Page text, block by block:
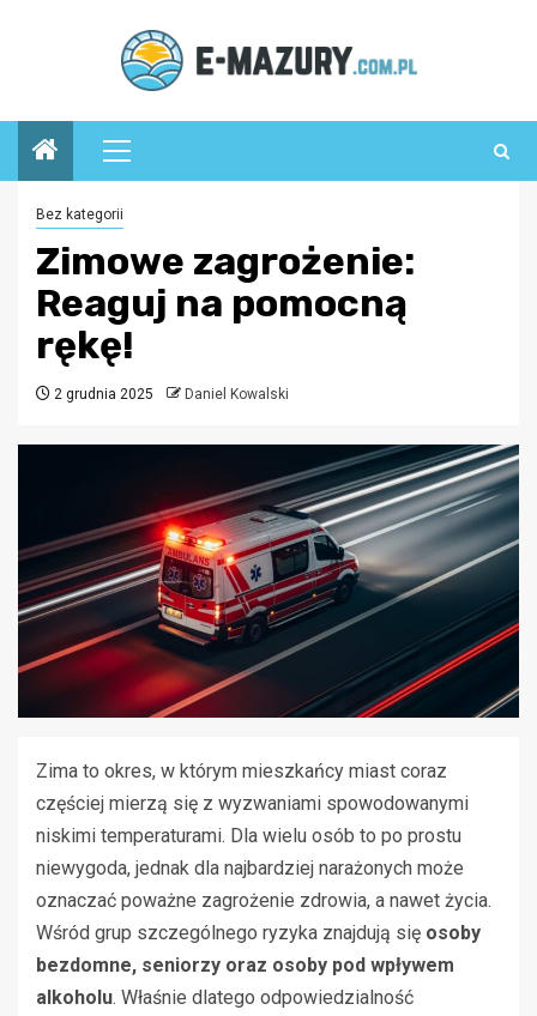
Menu
główne
Bez kategorii
Zimowe zagrożenie:
Reaguj na pomocną
rękę!
2 grudnia 2025 Daniel Kowalski
Zima to okres, w którym mieszkańcy miast coraz
częściej mierzą się z wyzwaniami spowodowanymi
niskimi temperaturami. Dla wielu osób to po prostu
niewygoda, jednak dla najbardziej narażonych może
oznaczać poważne zagrożenie zdrowia, a nawet życia.
Wśród grup szczególnego ryzyka znajdują się osoby
bezdomne, seniorzy oraz osoby pod wpływem
alkoholu. Właśnie dlatego odpowiedzialność